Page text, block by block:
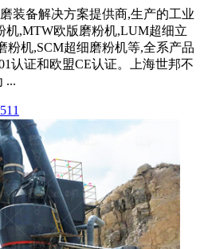
装备解决方案提供商,生产的工业
机,MTW欧版磨粉机,LUM超细立
粉机,SCM超细磨粉机等,全系产品
认证和欧盟CE认证。上海世邦不
...